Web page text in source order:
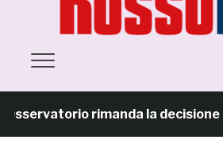
rimanda la decisione al